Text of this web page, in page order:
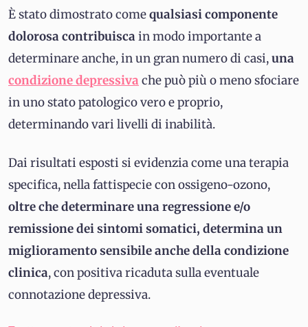
È stato dimostrato comequalsiasi componente
dolorosa contribuiscain modo importante a
determinare anche, in un gran numero di casi,una
condizione depressiva che può più o meno sfociare
in uno stato patologico vero e proprio,
determinando vari livelli di inabilità.
Dai risultati esposti si evidenzia come una terapia
specifica, nella fattispecie con ossigeno-ozono,
oltre che determinare una regressione e/o
remissione dei sintomi somatici, determina un
miglioramento sensibile anche della condizione
clinica, con positiva ricaduta sulla eventuale
connotazione depressiva.